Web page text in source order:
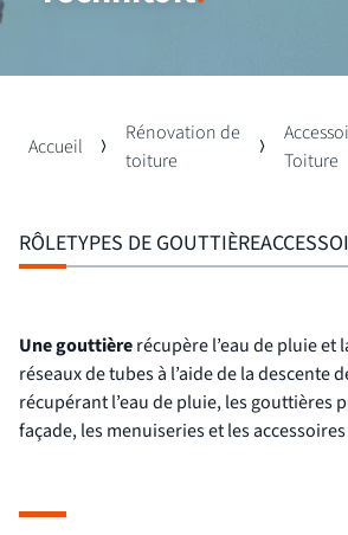
Accueil
Rénovation de
toiture
Toiture
RÔLETYPES DE GOUTTIÈRE
Une gouttièrerécupère l’eau de pluie et
réseaux de tubes à l’aide de la descente
récupérant l’eau de pluie, les gouttières
façade, les menuiseries et les